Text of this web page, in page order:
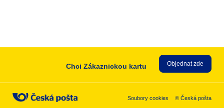
Objednat zde
Chci Zákaznickou kartu
Soubory cookies © Česká pošta